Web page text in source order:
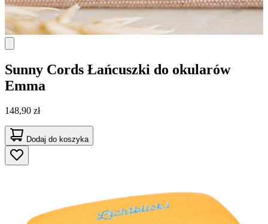
Sunny Cords Łańcuszki do okularów
Emma
148,90 zł
Dodaj do koszyka